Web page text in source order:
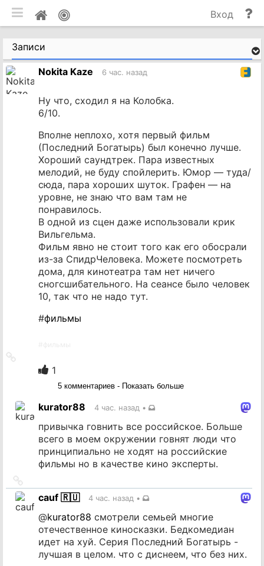
Мой
профиль
и
Вход
Записи
Nokita Kaze 6 час. назад
Ну что, сходил я на Колобка.
6/10.
Вполне неплохо, хотя первый фильм
(Последний Богатырь) был конечно лучше.
Хороший саундтрек. Пара известных
мелодий, не буду спойлерить. Юмор — туда/
сюда, пара хороших шуток. Графен — на
уровне, не знаю что вам там не
понравилось.
В одной из сцен даже использовали крик
Вильгельма.
Фильм явно не стоит того как его обосрали
из-за СпидрЧеловека. Можете посмотреть
дома, для кинотеатра там нет ничего
сногсшибательного. На сеансе было человек
10, так что не надо тут.
#фильмы
источник
1
5 комментариев - Показать больше
kurator88 4 час. назад •
привычка говнить все российское. Больше
всего в моем окружении говнят люди что
принципиально не ходят на российские
фильмы но в качестве кино эксперты.
на
источник
cauf 🇷🇺 4 час. назад •
@kurator88 смотрели семьей многие
отечественное киносказки. Бедкомедиан
идет на хуй. Серия Последний Богатырь -
лучшая в целом. что с диснеем, что без них.
мобильная версия